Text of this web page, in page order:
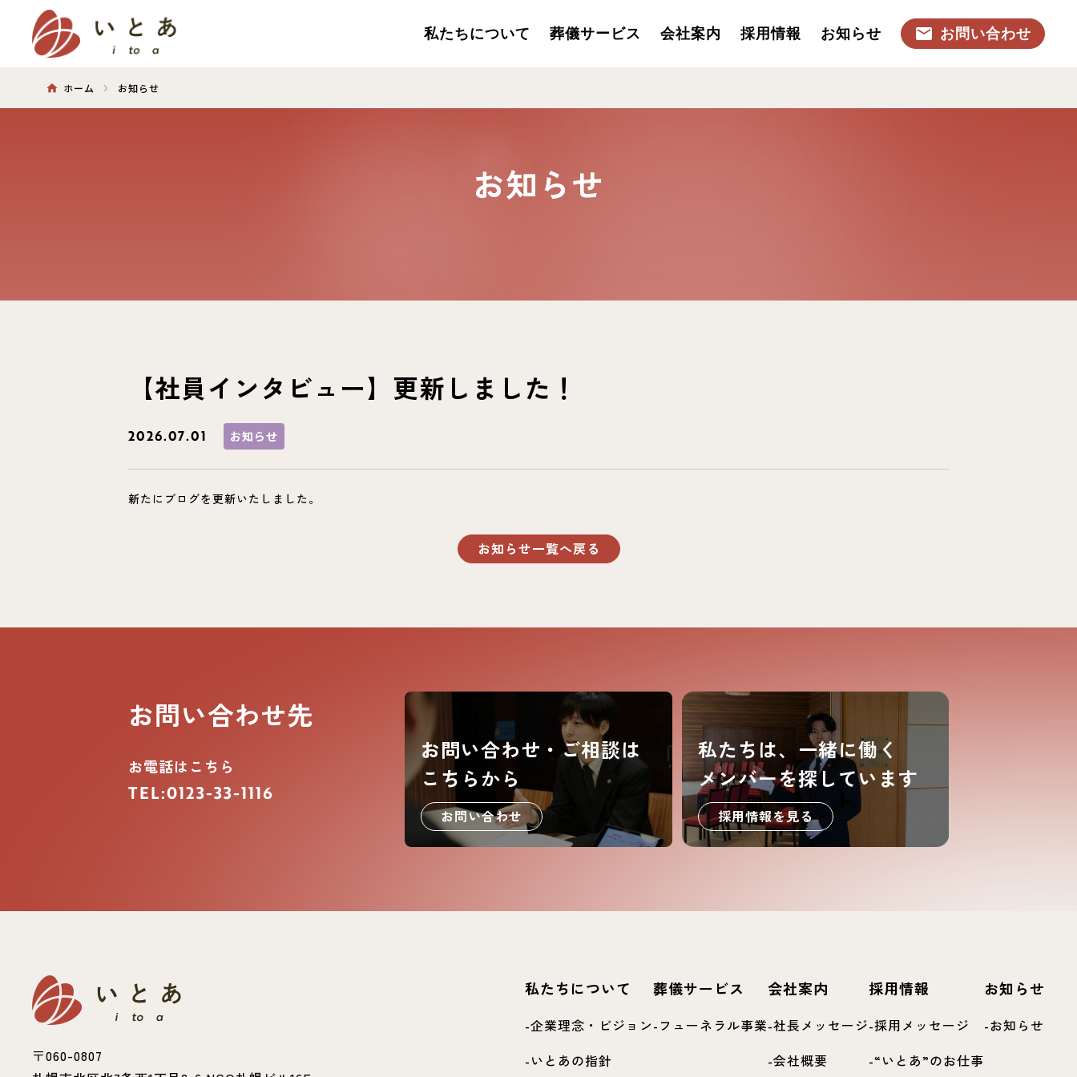
私たちについて 葬儀サービス 会社案内 採用情報 お知らせ お問い合わせ
ホーム お知らせ
お知らせ
【社員インタビュー】更新しました！
2026.07.01 お知らせ
新たにブログを更新いたしました。
お知らせ一覧へ戻る
お問い合わせ先
お電話はこちら
TEL:0123-33-1116
お問い合わせ・ご相談は
こちらから
お問い合わせ
私たちは、一緒に働く
メンバーを探しています
採用情報を見る
〒060-0807
私たちについて
企業理念・ビジョン
いとあの指針
葬儀サービス
フューネラル事業
会社案内
社長メッセージ
会社概要
採用情報
採用メッセージ
“いとあ”のお仕事
お知らせ
お知らせ